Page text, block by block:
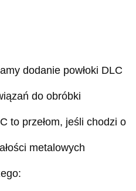
dodanie powłoki DLC
do obróbki
to przełom, jeśli chodzi o
metalowych